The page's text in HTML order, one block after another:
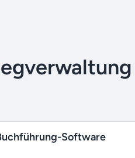
Software